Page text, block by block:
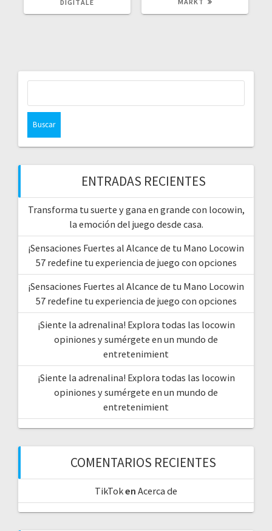
DIGITALE
ENTRADAS RECIENTES
Transforma tu suerte y gana en grande con locowin,
la emoción del juego desde casa.
¡Sensaciones Fuertes al Alcance de tu Mano Locowin
57 redefine tu experiencia de juego con opciones
¡Sensaciones Fuertes al Alcance de tu Mano Locowin
57 redefine tu experiencia de juego con opciones
¡Siente la adrenalina! Explora todas las locowin
opiniones y sumérgete en un mundo de
entretenimient
¡Siente la adrenalina! Explora todas las locowin
opiniones y sumérgete en un mundo de
entretenimient
COMENTARIOS RECIENTES
TikToken Acerca de